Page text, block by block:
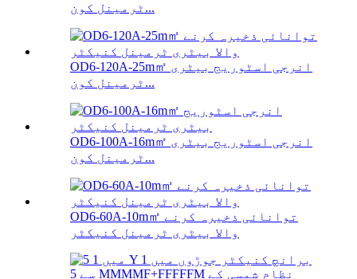
ٹرمینل کون...
OD6-120A-25m㎡ انرجی اسٹوریج بیٹری
ٹرمینل کون...
OD6-100A-16m㎡ انرجی اسٹوریج بیٹری
ٹرمینل کون...
OD6-60A-10m㎡ توانائی ذخیرہ کرنے
والا بیٹری ٹرمینل کنیکٹر